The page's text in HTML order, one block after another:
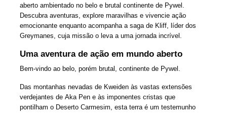
aberto ambientado no belo e brutal continente de Pywel.
Descubra aventuras, explore maravilhas e vivencie ação
emocionante enquanto acompanha a saga de Kliff, líder dos
Greymanes, cuja missão o leva a uma jornada incrível.
Uma aventura de ação em mundo aberto
Bem-vindo ao belo, porém brutal, continente de Pywel.
Das montanhas nevadas de Kweiden às vastas extensões
verdejantes de AkaPen e às imponentes cristas que
pontilham o Deserto Carmesim, esta terra é um testemunho